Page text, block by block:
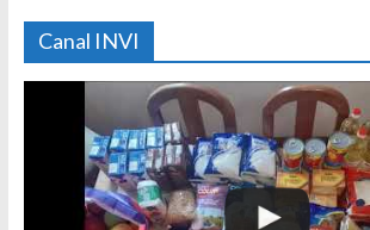
Canal INVI